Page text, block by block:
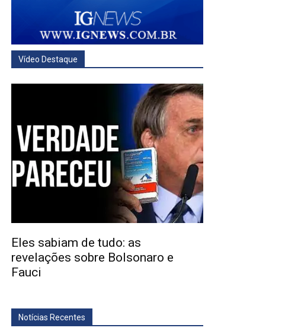
Vídeo Destaque
Eles sabiam de tudo: as
revelações sobre Bolsonaro e
Fauci
Notícias Recentes